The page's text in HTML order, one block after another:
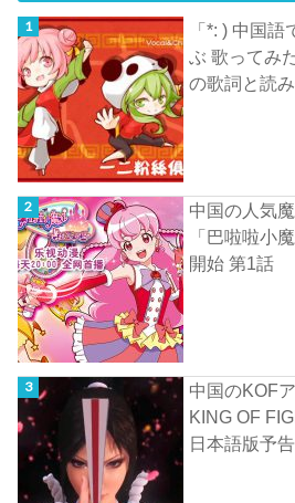
「*: ) 中国
ぶ 歌ってみ
の歌詞と読
中国の人気
「巴啦啦小
開始 第1話
中国のKOF
KING OF
日本語版予